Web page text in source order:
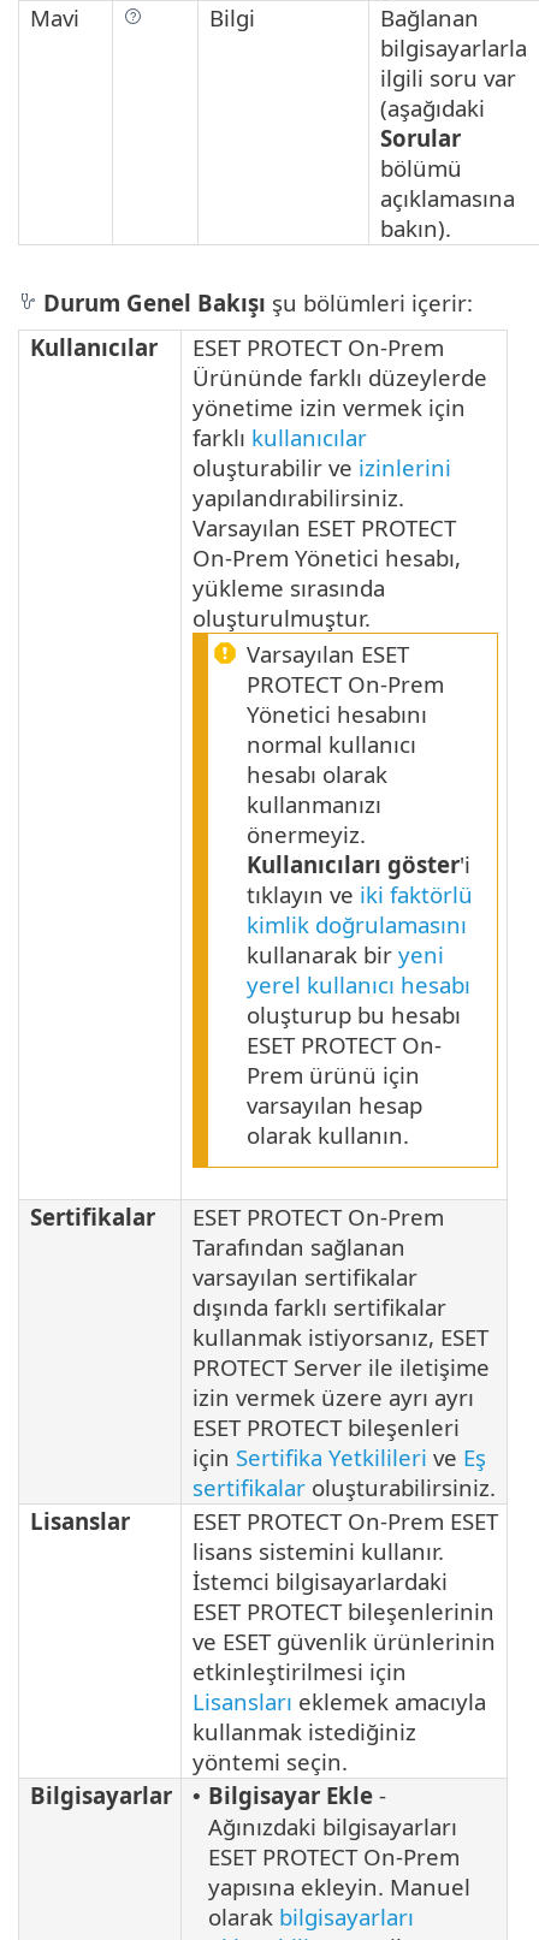
Mavi
Bilgi
Bağlanan
bilgisayarlarla
ilgili soru var
(aşağıdaki
Sorular
bölümü
açıklamasına
bakın).
Durum Genel Bakışı şu bölümleri içerir:
Kullanıcılar
ESET PROTECT On-Prem
Ürününde farklı düzeylerde
yönetime izin vermek için
farklı kullanıcılar
oluşturabilir ve izinlerini
yapılandırabilirsiniz.
Varsayılan ESET PROTECT
On-Prem Yönetici hesabı,
yükleme sırasında
oluşturulmuştur.
Varsayılan ESET
PROTECT On-Prem
Yönetici hesabını
normal kullanıcı
hesabı olarak
kullanmanızı
önermeyiz.
Kullanıcıları göster'i
tıklayın ve iki faktörlü
kimlik doğrulamasını
kullanarak bir yeni
yerel kullanıcı hesabı
oluşturup bu hesabı
ESET PROTECT On-
Prem ürünü için
varsayılan hesap
olarak kullanın.
Sertifikalar
ESET PROTECT On-Prem
Tarafından sağlanan
varsayılan sertifikalar
dışında farklı sertifikalar
kullanmak istiyorsanız, ESET
PROTECT Server ile iletişime
izin vermek üzere ayrı ayrı
ESET PROTECT bileşenleri
için Sertifika Yetkilileri ve Eş
sertifikalar oluşturabilirsiniz.
Lisanslar
ESET PROTECT On-Prem ESET
lisans sistemini kullanır.
İstemci bilgisayarlardaki
ESET PROTECT bileşenlerinin
ve ESET güvenlik ürünlerinin
etkinleştirilmesi için
Lisansları eklemek amacıyla
kullanmak istediğiniz
yöntemi seçin.
Bilgisayarlar
• Bilgisayar Ekle -
Ağınızdaki bilgisayarları
ESET PROTECT On-Prem
yapısına ekleyin. Manuel
olarak bilgisayarları